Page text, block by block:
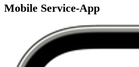
Mobile Service-App